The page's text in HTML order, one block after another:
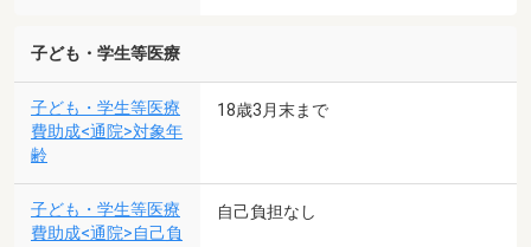
子ども・学生等医療
子ども・学生等医療
費助成<通院>対象年
齢
18歳3月末まで
子ども・学生等医療
費助成<通院>自己負
自己負担なし